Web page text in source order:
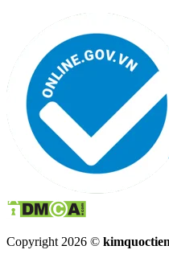
Copyright 2026 ©